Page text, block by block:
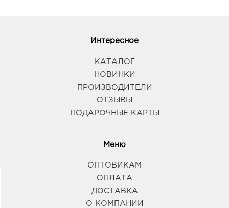
Интересное
КАТАЛОГ
НОВИНКИ
ПРОИЗВОДИТЕЛИ
ОТЗЫВЫ
ПОДАРОЧНЫЕ КАРТЫ
Меню
ОПТОВИКАМ
ОПЛАТА
ДОСТАВКА
О КОМПАНИИ